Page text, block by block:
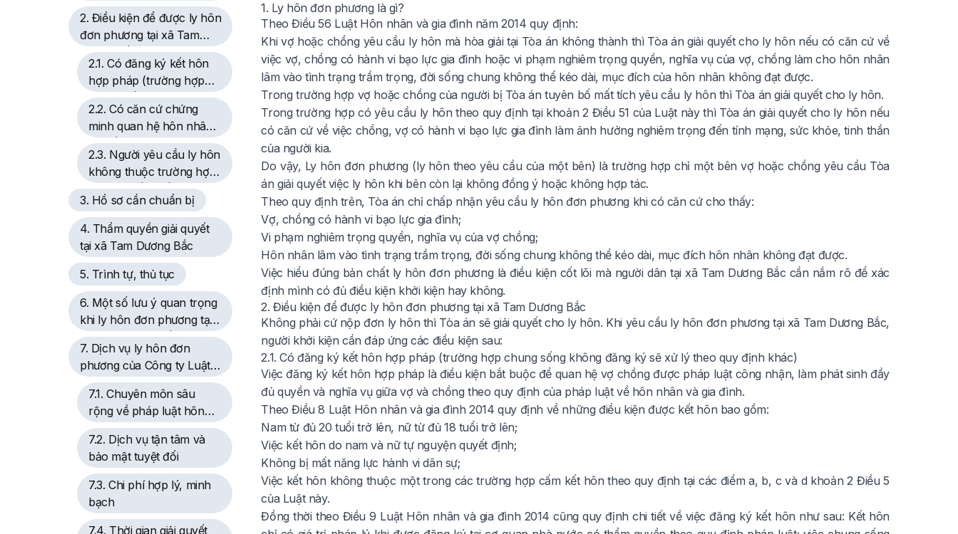
2. Điều kiện để được ly hôn
đơn phương tại xã Tam
Dương Bắc
2.1. Có đăng ký kết hôn
hợp pháp (trường hợp
chung sống không đăng
ký sẽ xử lý theo quy định
khác)
2.2. Có căn cứ chứng
minh quan hệ hôn nhân
đã trầm trọng
2.3. Người yêu cầu ly hôn
không thuộc trường hợp
bị hạn chế quyền yêu
cầu
3. Hồ sơ cần chuẩn bị
4. Thẩm quyền giải quyết
tại xã Tam Dương Bắc
5. Trình tự, thủ tục
6. Một số lưu ý quan trọng
khi ly hôn đơn phương tại
Xã Tam Dương Bắc
7. Dịch vụ ly hôn đơn
phương của Công ty Luật
TNHH Youth & Partners
7.1. Chuyên môn sâu
rộng về pháp luật hôn
nhân
7.2. Dịch vụ tận tâm và
bảo mật tuyệt đối
7.3. Chi phí hợp lý, minh
bạch
7.4. Thời gian giải quyết
1. Ly hôn đơn phương là gì?
Theo Điều 56 Luật Hôn nhân và gia đình năm 2014 quy định:
Khi vợ hoặc chồng yêu cầu ly hôn mà hòa giải tại Tòa án không thành thì Tòa án giải quyết cho ly hôn nếu có căn cứ về
việc vợ, chồng có hành vi bạo lực gia đình hoặc vi phạm nghiêm trọng quyền, nghĩa vụ của vợ, chồng làm cho hôn nhân
lâm vào tình trạng trầm trọng, đời sống chung không thể kéo dài, mục đích của hôn nhân không đạt được.
Trong trường hợp vợ hoặc chồng của người bị Tòa án tuyên bố mất tích yêu cầu ly hôn thì Tòa án giải quyết cho ly hôn.
Trong trường hợp có yêu cầu ly hôn theo quy định tại khoản 2 Điều 51 của Luật này thì Tòa án giải quyết cho ly hôn nếu
có căn cứ về việc chồng, vợ có hành vi bạo lực gia đình làm ảnh hưởng nghiêm trọng đến tính mạng, sức khỏe, tinh thần
của người kia.
Do vậy, Ly hôn đơn phương (ly hôn theo yêu cầu của một bên) là trường hợp chỉ một bên vợ hoặc chồng yêu cầu Tòa
án giải quyết việc ly hôn khi bên còn lại không đồng ý hoặc không hợp tác.
Theo quy định trên, Tòa án chỉ chấp nhận yêu cầu ly hôn đơn phương khi có căn cứ cho thấy:
Vợ, chồng có hành vi bạo lực gia đình;
Vi phạm nghiêm trọng quyền, nghĩa vụ của vợ chồng;
Hôn nhân lâm vào tình trạng trầm trọng, đời sống chung không thể kéo dài, mục đích hôn nhân không đạt được.
Việc hiểu đúng bản chất ly hôn đơn phương là điều kiện cốt lõi mà người dân tại xã Tam Dương Bắc cần nắm rõ để xác
định mình có đủ điều kiện khởi kiện hay không.
2. Điều kiện để được ly hôn đơn phương tại xã Tam Dương Bắc
Không phải cứ nộp đơn ly hôn thì Tòa án sẽ giải quyết cho ly hôn. Khi yêu cầu ly hôn đơn phương tại xã Tam Dương Bắc,
người khởi kiện cần đáp ứng các điều kiện sau:
2.1. Có đăng ký kết hôn hợp pháp (trường hợp chung sống không đăng ký sẽ xử lý theo quy định khác)
Việc đăng ký kết hôn hợp pháp là điều kiện bắt buộc để quan hệ vợ chồng được pháp luật công nhận, làm phát sinh đầy
đủ quyền và nghĩa vụ giữa vợ và chồng theo quy định của pháp luật về hôn nhân và gia đình.
Theo Điều 8 Luật Hôn nhân và gia đình 2014 quy định về những điều kiện được kết hôn bao gồm:
Nam từ đủ 20 tuổi trở lên, nữ từ đủ 18 tuổi trở lên;
Việc kết hôn do nam và nữ tự nguyện quyết định;
Không bị mất năng lực hành vi dân sự;
Việc kết hôn không thuộc một trong các trường hợp cấm kết hôn theo quy định tại các điểm a, b, c và d khoản 2 Điều 5
của Luật này.
Đồng thời theo Điều 9 Luật Hôn nhân và gia đình 2014 cũng quy định chi tiết về việc đăng ký kết hôn như sau: Kết hôn